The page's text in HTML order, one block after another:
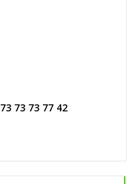
73 73 73 77 42